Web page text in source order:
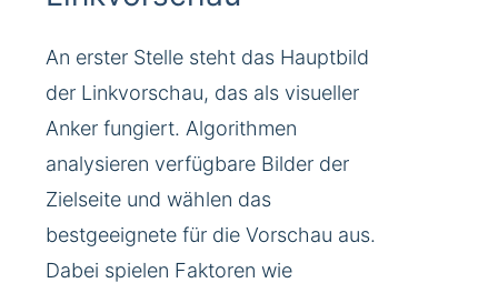
An erster Stelle steht das Hauptbild
der Linkvorschau, das als visueller
Anker fungiert. Algorithmen
analysieren verfügbare Bilder der
Zielseite und wählen das
bestgeeignete für die Vorschau aus.
Dabei spielen Faktoren wie